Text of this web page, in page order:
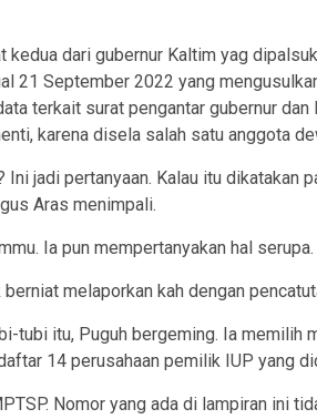
kedua dari gubernur Kaltim yag
September 2022 yang
terkait surat pengantar gubernur dan
karena disela salah satu anggota
jadi pertanyaan. Kalau itu dikatakan
Aras menimpali.
Ia pun mempertanyakan hal serupa.
melaporkan kah dengan
tubi itu, Puguh bergeming. Ia memilih
14 perusahaan pemilik IUP yang
Nomor yang ada di lampiran ini